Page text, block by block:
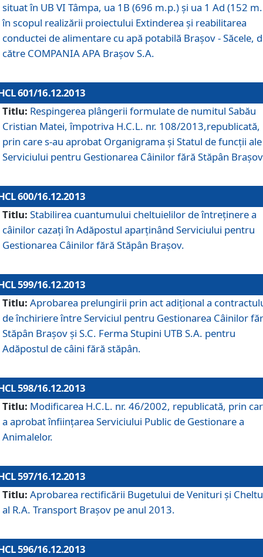
situat în UB VI Tâmpa, ua 1B (696 m.p.) şi ua 1 Ad (152
în scopul realizării proiectului Extinderea şi reabilitarea
conductei de alimentare cu apă potabilă Braşov - Săcele,
către COMPANIA APA Braşov S.A.
601/16.12.2013
Titlu: Respingerea plângerii formulate de numitul Sabău
Cristian Matei, împotriva H.C.L. nr. 108/2013,republicată,
prin care s-au aprobat Organigrama şi Statul de funcţii ale
Serviciului pentru Gestionarea Câinilor fără Stăpân
600/16.12.2013
Titlu: Stabilirea cuantumului cheltuielilor de întreţinere a
câinilor cazaţi în Adăpostul aparţinând Serviciului pentru
Gestionarea Câinilor fără Stăpân Braşov.
599/16.12.2013
Titlu: Aprobarea prelungirii prin act adiţional a
de închiriere între Serviciul pentru Gestionarea Câinilor
Stăpân Braşov şi S.C. Ferma Stupini UTB S.A. pentru
Adăpostul de câini fără stăpân.
598/16.12.2013
Titlu: Modificarea H.C.L. nr. 46/2002, republicată, prin
a aprobat înfiinţarea Serviciului Public de Gestionare a
Animalelor.
597/16.12.2013
Titlu: Aprobarea rectificării Bugetului de Venituri şi
al R.A. Transport Braşov pe anul 2013.
596/16.12.2013